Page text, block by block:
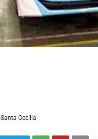
Santa Cecília